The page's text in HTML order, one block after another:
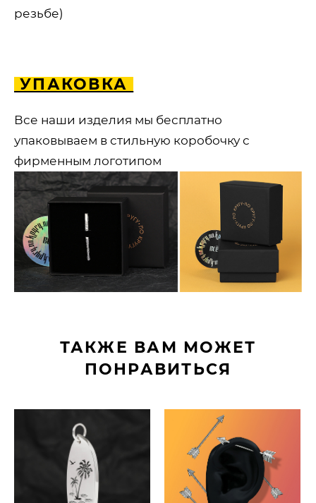
резьбе)
УПАКОВКА
Все наши изделия мы бесплатно
упаковываем в стильную коробочку с
фирменным логотипом
ТАКЖЕ ВАМ МОЖЕТ
ПОНРАВИТЬСЯ